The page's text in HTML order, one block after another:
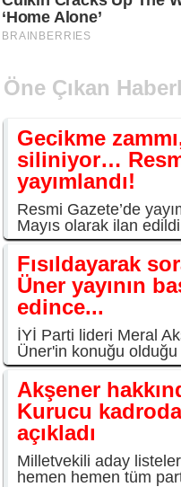
Öne Çıkan
Gecikme
siliniyor…
yayımlandı!
Resmi Gazete’de
Mayıs olarak ilan
Fısıldayarak
Üner yayının
edince...
İYİ Parti lideri Meral
Üner'in konuğu olduğu
Akşener
Kurucu
açıkladı
Milletvekili aday
hemen hemen tüm